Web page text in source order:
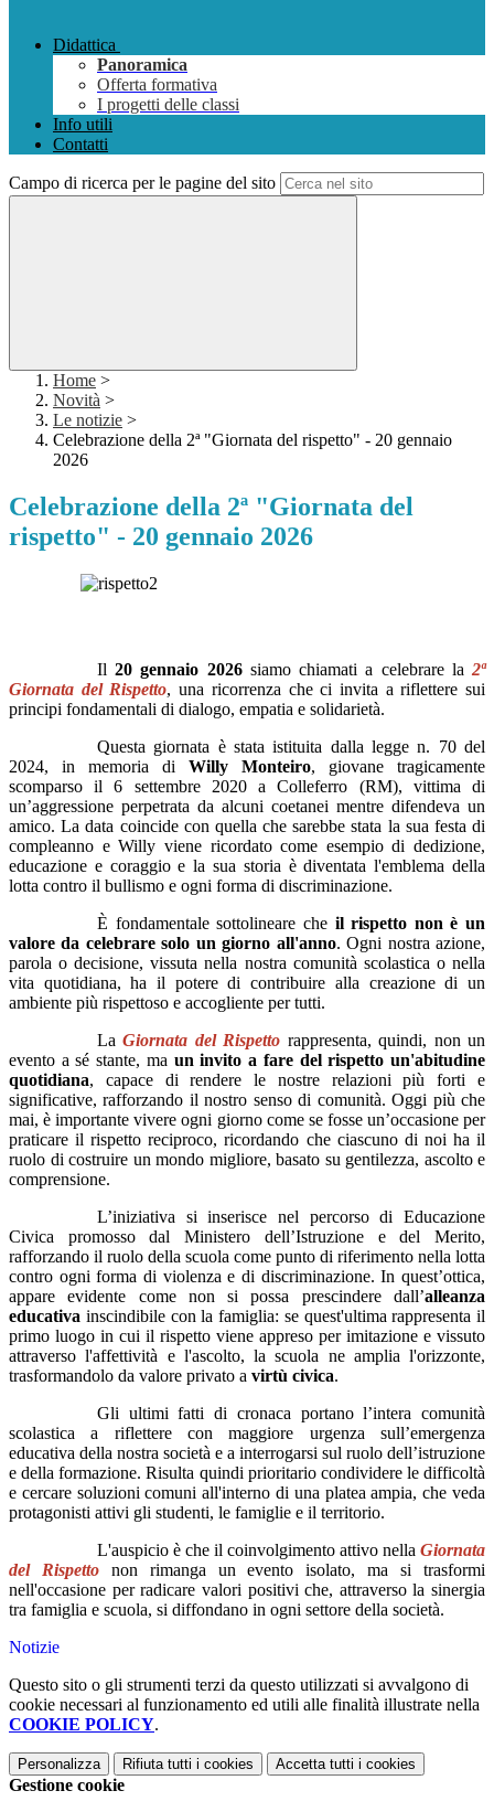
Didattica
Panoramica
Offerta formativa
I progetti delle classi
Info utili
Contatti
Campo di ricerca per le pagine del sito
Home >
Novità >
Le notizie >
Celebrazione della 2ª "Giornata del rispetto" - 20 gennaio
2026
Celebrazione della 2ª "Giornata del
rispetto" - 20 gennaio 2026
Il20 gennaio 2026siamo chiamati a celebrare la2ª
Giornata del Rispetto, una ricorrenza che ci invita a riflettere sui
principi fondamentali di dialogo, empatia e solidarietà.
Questa giornata è stata istituita dalla legge n. 70 del
2024, in memoria di Willy Monteiro, giovane tragicamente
scomparso il 6 settembre 2020 a Colleferro (RM), vittima di
un’aggressione perpetrata da alcuni coetanei mentre difendeva un
amico. La data coincide con quella che sarebbe stata la sua festa di
compleanno e Willy viene ricordato come esempio di dedizione,
educazione e coraggio e la sua storia è diventata l'emblema della
lotta contro il bullismo e ogni forma di discriminazione.
È fondamentale sottolineare che il rispetto non è un
valore da celebrare solo un giorno all'anno. Ogni nostra azione,
parola o decisione, vissuta nella nostra comunità scolastica o nella
vita quotidiana, ha il potere di contribuire alla creazione di un
ambiente più rispettoso e accogliente per tutti.
LaGiornata del Rispetto rappresenta, quindi, non un
evento a sé stante, ma un invito a fare del rispetto un'abitudine
quotidiana, capace di rendere le nostre relazioni più forti e
significative, rafforzando il nostro senso di comunità. Oggi più che
mai, è importante vivere ogni giorno come se fosse un’occasione per
praticare il rispetto reciproco, ricordando che ciascuno di noi ha il
ruolo di costruire un mondo migliore, basato su gentilezza, ascolto e
comprensione.
L’iniziativa si inserisce nel percorso di Educazione
Civica promosso dal Ministero dell’Istruzione e del Merito,
rafforzando il ruolo della scuola come punto di riferimento nella lotta
contro ogni forma di violenza e di discriminazione. In quest’ottica,
appare evidente come non si possa prescindere dall’alleanza
educativa inscindibile con la famiglia: se quest'ultima rappresenta il
primo luogo in cui il rispetto viene appreso per imitazione e vissuto
attraverso l'affettività e l'ascolto, la scuola ne amplia l'orizzonte,
trasformandolo da valore privato a virtù civica.
Gli ultimi fatti di cronaca portano l’intera comunità
scolastica a riflettere con maggiore urgenza sull’emergenza
educativa della nostra società e a interrogarsi sul ruolo dell’istruzione
e della formazione. Risulta quindi prioritario condividere le difficoltà
e cercare soluzioni comuni all'interno di una platea ampia, che veda
protagonisti attivi gli studenti, le famiglie e il territorio.
L'auspicio è che il coinvolgimento attivo nella Giornata
del Rispettonon rimanga un evento isolato, ma si trasformi
nell'occasione per radicare valori positivi che, attraverso la sinergia
tra famiglia e scuola, si diffondano in ogni settore della società.
Notizie
Questo sito o gli strumenti terzi da questo utilizzati si avvalgono di
cookie necessari al funzionamento ed utili alle finalità illustrate nella
COOKIE POLICY.
Personalizza Rifiuta tutti i cookies Accetta tutti i cookies
Gestione cookie